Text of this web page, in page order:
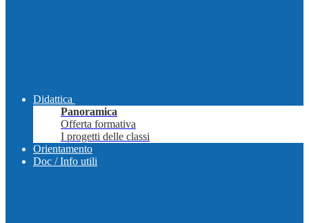
Didattica
Panoramica
Offerta formativa
I progetti delle classi
Orientamento
Doc / Info utili